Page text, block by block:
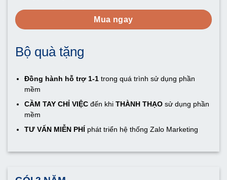
Mua ngay
Bộ quà tặng
Đồng hành hỗ trợ 1-1trong quá trình sử dụng phần
mềm
CẦM TAY CHỈ VIỆCđến khi THÀNH THẠOsử dụng phần
mềm
TƯ VẤN MIỄN PHÍ
phát triển hệ thống Zalo Marketing